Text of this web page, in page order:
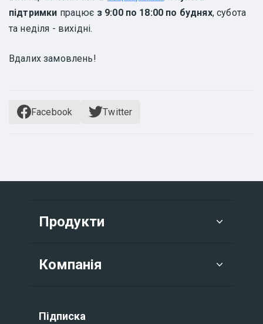
підтримки працює з 9:00 по 18:00 по буднях, субота
та неділя - вихідні.
Вдалих замовлень!
Facebook Twitter
Продукти
Компанія
Підписка